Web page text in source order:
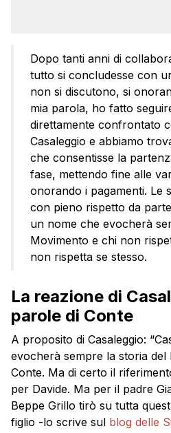
Dopo tanti anni di
tutto si concludesse con
non si discutono, si
mia parola, ho fatto
direttamente confrontato
Casaleggio e abbiamo
che consentisse la
fase, mettendo fine alle
onorando i pagamenti. Le
con pieno rispetto da
un nome che evocherà
Movimento e chi non
non rispetta se stesso.
La reazione di
parole di Conte
A proposito di Casaleggio:
evocherà sempre la storia del
Conte. Ma di certo il
per Davide. Ma per il padre
Beppe Grillo tirò su tutta
figlio -lo scrive sul blog delle